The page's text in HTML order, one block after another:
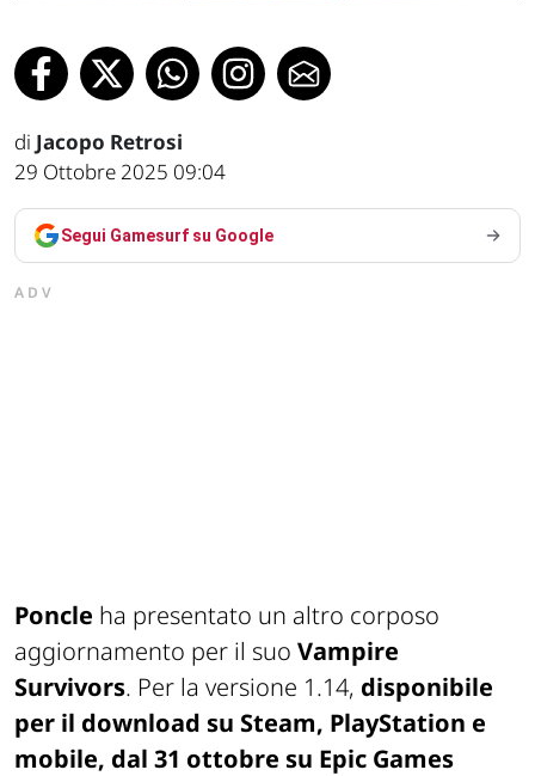
di Jacopo Retrosi
29 Ottobre 2025 09:04
Segui Gamesurf su Google
ADV
Poncle ha presentato un altro corposo
aggiornamento per il suo Vampire
Survivors. Per la versione 1.14, disponibile
per il download su Steam, PlayStation e
mobile, dal 31 ottobre su Epic Games